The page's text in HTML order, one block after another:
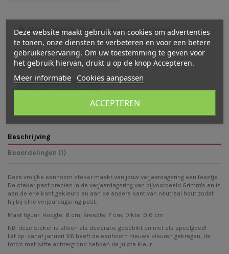
Waarderingen en beoordelingen
(5/5)-1 cijfer(s)
Bekijk verdeling
Beschrijving
Beoordelingen (1)
Deze vrolijke eenhoorn steker maakt van jouw verjaardagsring een feestje.
De steker past precies in de verjaardagsring van bijvoorbeeld Grimm's en is
aan de ene kant gekleurd en aan de andere kant van neutraal hout zodat
hij bij elke verjaardagsring past.
Maat figuur: Hoogte: 8 cm, Breedte: 7 cm, Dikte: 0,6 cm
NB: deze steker is alleen als decoratie geschikt en niet als speelgoed!
Let op: vanaf januari '26 heeft de eenhoorn nieuwe kleuren gekregen, de
foto's met witte achtergrond hebben de juiste kleur.
Deze website maakt gebruik van cookies om advertenties
te tonen, onze diensten te verbeteren en voor een betere
gebruikerservaring. Om uw toestemming te geven voor
het gebruik hiervan, drukt u op de knop Accepteren.
Meer informatie Cookies aanpassen
ACCEPTEREN